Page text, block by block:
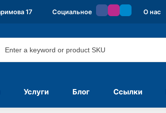
17 Социальное О нас
Услуги Блог Ссылки